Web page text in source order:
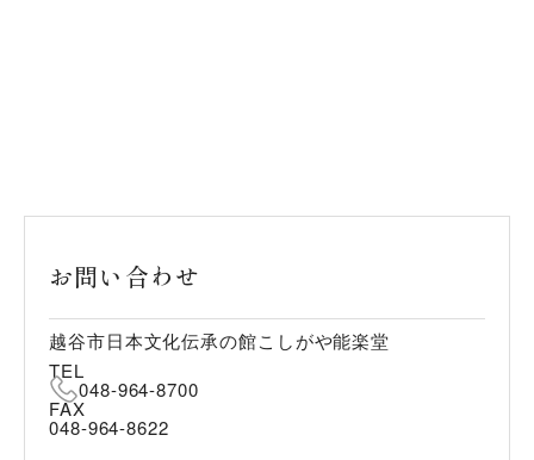
お問い合わせ
越谷市日本文化伝承の館こしがや能楽堂
TEL
048-964-8700
FAX
048-964-8622